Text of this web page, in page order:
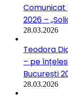
2026 –
28.03.2026
Teodora
– pe
București
28.03.2026